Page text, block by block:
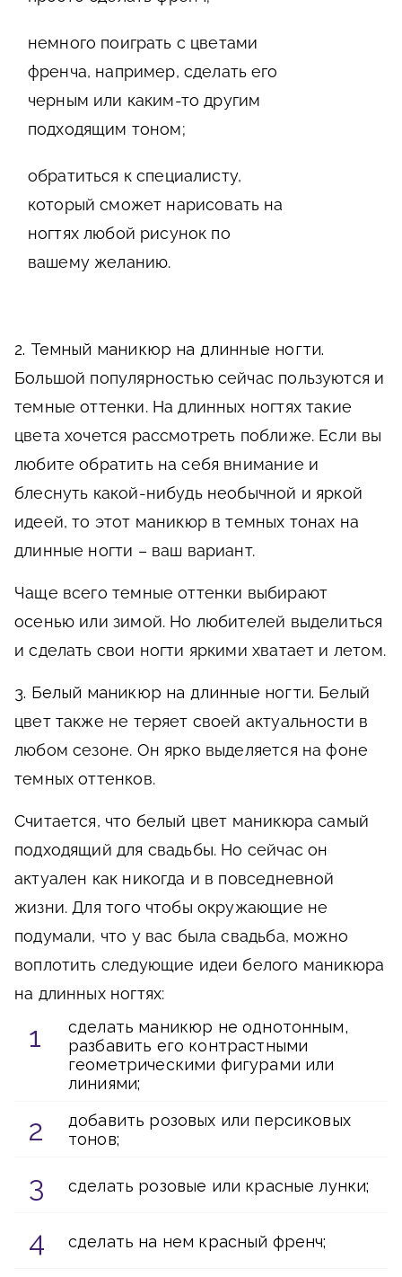
немного поиграть с цветами
френча, например, сделать его
черным или каким-то другим
подходящим тоном;
обратиться к специалисту,
который сможет нарисовать на
ногтях любой рисунок по
вашему желанию.
2. Темный маникюр на длинные ногти.
Большой популярностью сейчас пользуются и
темные оттенки. На длинных ногтях такие
цвета хочется рассмотреть поближе. Если вы
любите обратить на себя внимание и
блеснуть какой-нибудь необычной и яркой
идеей, то этот маникюр в темных тонах на
длинные ногти – ваш вариант.
Чаще всего темные оттенки выбирают
осенью или зимой. Но любителей выделиться
и сделать свои ногти яркими хватает и летом.
3. Белый маникюр на длинные ногти. Белый
цвет также не теряет своей актуальности в
любом сезоне. Он ярко выделяется на фоне
темных оттенков.
Считается, что белый цвет маникюра самый
подходящий для свадьбы. Но сейчас он
актуален как никогда и в повседневной
жизни. Для того чтобы окружающие не
подумали, что у вас была свадьба, можно
воплотить следующие идеи белого маникюра
на длинных ногтях:
сделать маникюр не однотонным,
разбавить его контрастными
геометрическими фигурами или
линиями;
добавить розовых или персиковых
тонов;
сделать розовые или красные лунки;
сделать на нем красный френч;